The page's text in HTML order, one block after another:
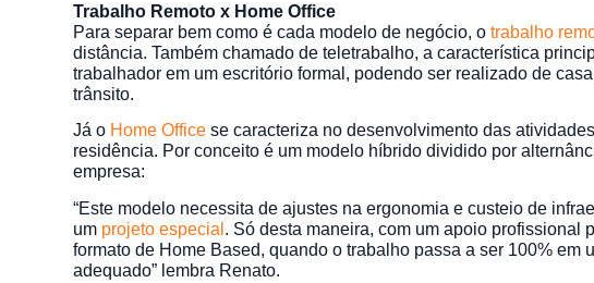
Trabalho Remoto x Home Office
Para separar bem como é cada modelo de negócio, otrabalho
distância. Também chamado de teletrabalho, a característica
trabalhador em um escritório formal, podendo ser realizado de
trânsito.
Já o Home Office se caracteriza no desenvolvimento das
residência. Por conceito é um modelo híbrido dividido por
empresa:
“Este modelo necessita de ajustes na ergonomia e custeio de
um projeto especial . Só desta maneira, com um apoio profissional
formato de Home Based, quando o trabalho passa a ser 100% em
adequado” lembra Renato.